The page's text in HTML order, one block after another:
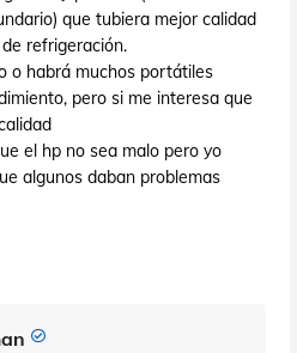
que tubiera mejor calidad
refrigeración.
o habrá muchos portátiles
pero si me interesa que
el hp no sea malo pero yo
algunos daban problemas